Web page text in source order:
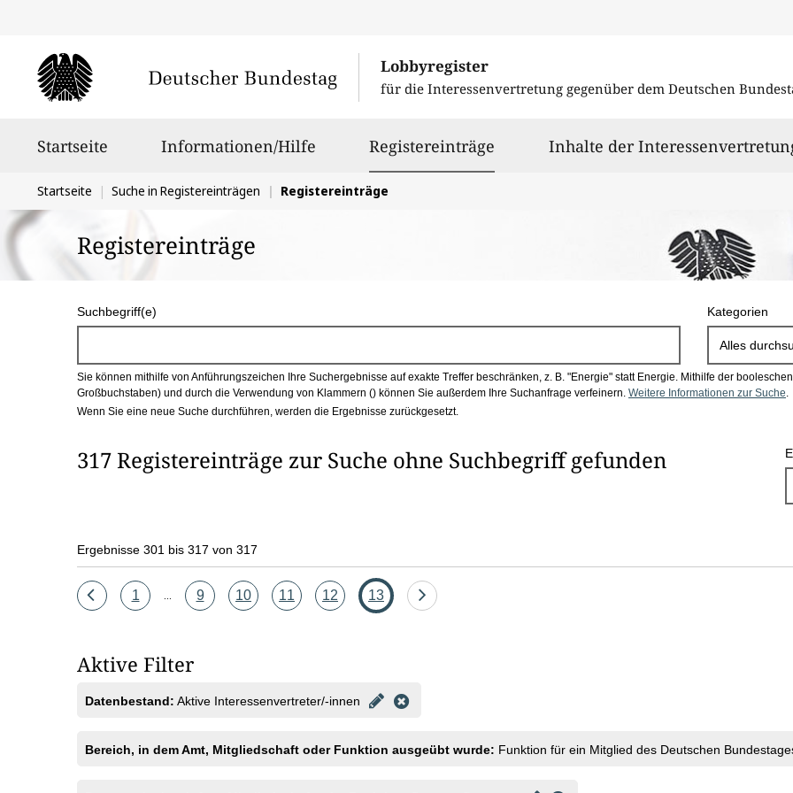
Lobbyregister
für die Interessenvertretung gegenüber dem Deutschen
Startseite Informationen/Hilfe Registereinträge ausgewähltInhalte der
Sie
befinden
sich
hier:
Startseite Suche in Registereinträgen Registereinträge
Registereinträge
u
c
h
b
o
Suchbegriff(e) Kategorien
Alles
Sie können mithilfe von Anführungszeichen Ihre Suchergebnisse auf exakte Treffer beschränken, z. B. "Energie" statt Energie. Mithilfe der
Großbuchstaben) und durch die Verwendung von Klammern () können Sie außerdem Ihre Suchanfrage verfeinern. Weitere Informationen zur Suche.
Wenn Sie eine neue Suche durchführen, werden die Ergebnisse zurückgesetzt.
317 Registereinträge zur Suche ohne Suchbegriff gefunden
Ergebnisse 301 bis 317 von 317
Eine
Seite
1 Seite
9 Seite
10 Seite
11 Seite
12 Seite
13
Eine
Aktive Filter
Datenbestand: Aktive Interessenvertreter/-innen
Bereich, in dem Amt, Mitgliedschaft oder Funktion ausgeübt wurde: Funktion für ein Mitglied des Deutschen